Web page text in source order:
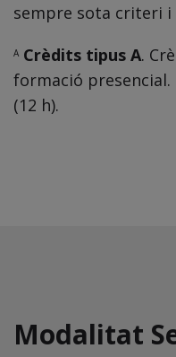
sempre sota criteri i
A Crèdits tipus A.
formació presencial.
(12 h).
Modalitat